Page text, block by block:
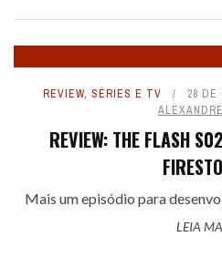
REVIEW, SÉRIES E TV 28 DE
REVIEW: THE FLASH
Mais um episódio para
LEIA